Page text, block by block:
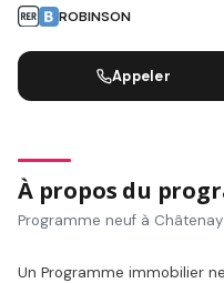
ROBINSON
Appeler
À propos du
Programme neuf à
Un Programme immobilier